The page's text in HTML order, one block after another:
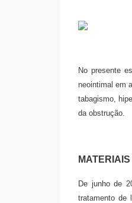
No presente
neointimal em
tabagismo,
da obstrução.
De junho de
tratamento de